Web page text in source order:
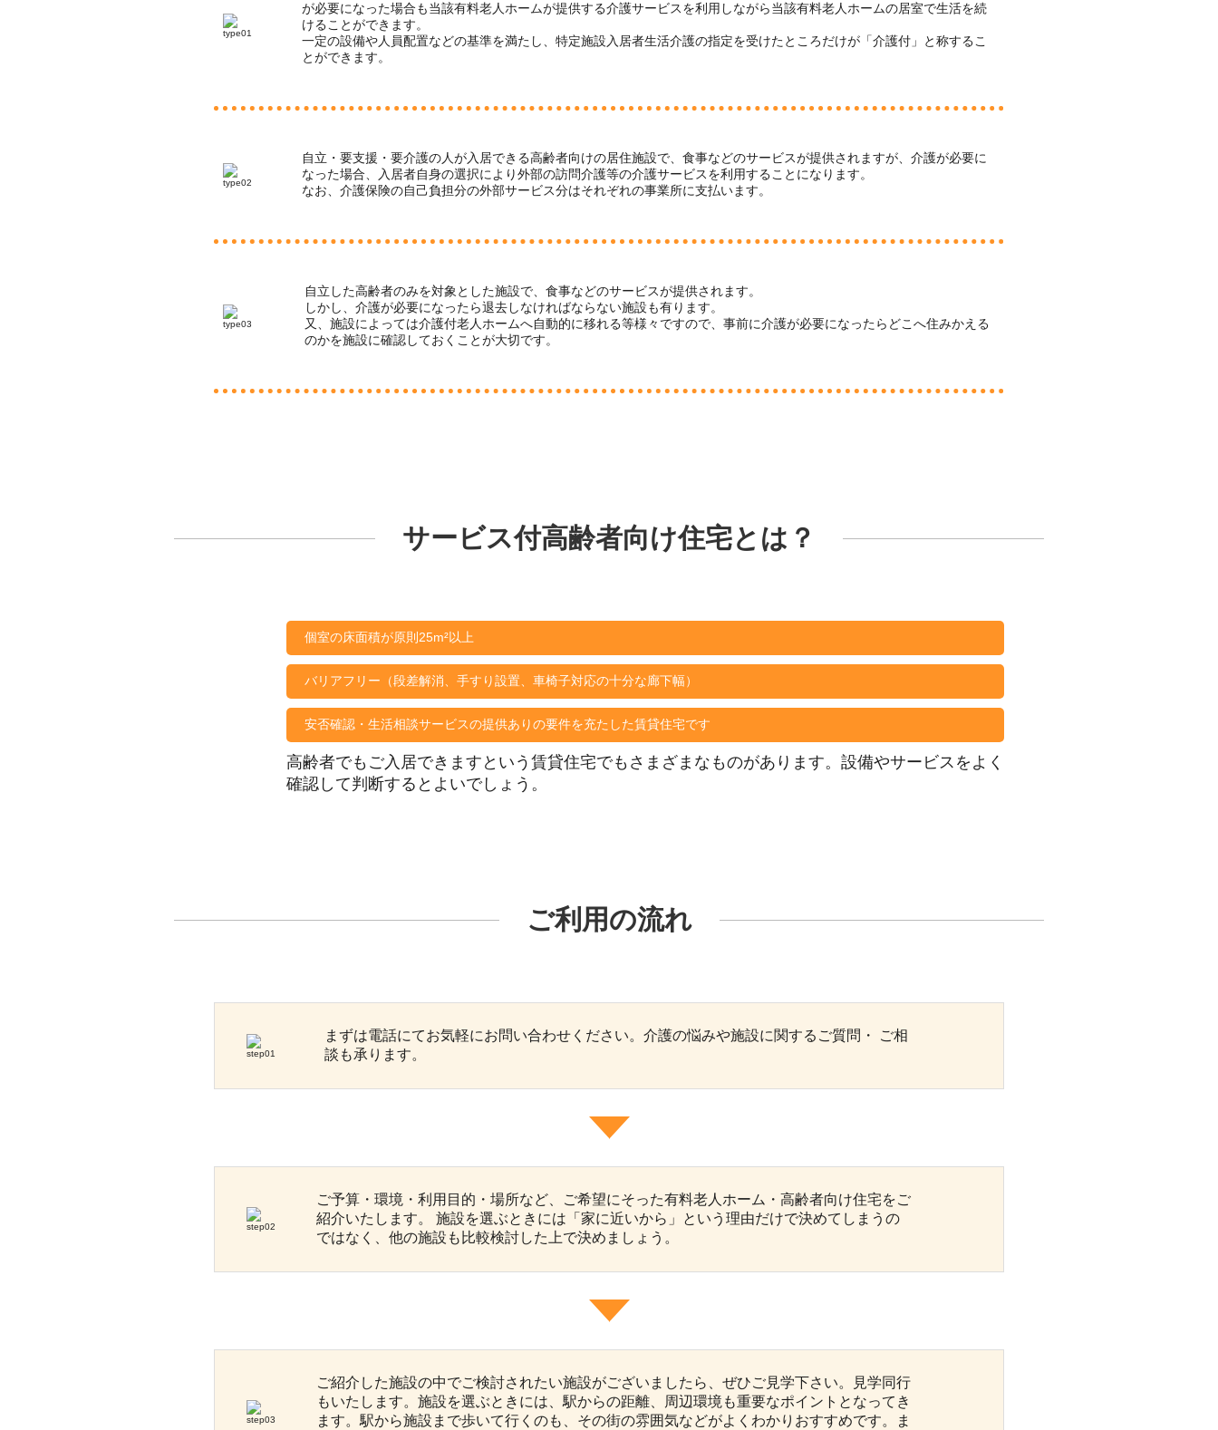
が必要になった場合も当該有料老人ホームが提供する介護サービスを利用しながら当該有料老人ホームの居室で生活を続
けることができます。
一定の設備や人員配置などの基準を満たし、特定施設入居者生活介護の指定を受けたところだけが「介護付」と称するこ
とができます。
自立・要支援・要介護の人が入居できる高齢者向けの居住施設で、食事などのサービスが提供されますが、介護が必要に
なった場合、入居者自身の選択により外部の訪問介護等の介護サービスを利用することになります。
なお、介護保険の自己負担分の外部サービス分はそれぞれの事業所に支払います。
自立した高齢者のみを対象とした施設で、食事などのサービスが提供されます。
しかし、介護が必要になったら退去しなければならない施設も有ります。
又、施設によっては介護付老人ホームへ自動的に移れる等様々ですので、事前に介護が必要になったらどこへ住みかえる
のかを施設に確認しておくことが大切です。
サービス付高齢者向け住宅とは？
個室の床面積が原則25m²以上
バリアフリー（段差解消、手すり設置、車椅子対応の十分な廊下幅）
安否確認・生活相談サービスの提供ありの要件を充たした賃貸住宅です
高齢者でもご入居できますという賃貸住宅でもさまざまなものがあります。設備やサービスをよく
確認して判断するとよいでしょう。
ご利用の流れ
まずは電話にてお気軽にお問い合わせください。介護の悩みや施設に関するご質問・ ご相
談も承ります。
ご予算・環境・利用目的・場所など、ご希望にそった有料老人ホーム・高齢者向け住宅をご
紹介いたします。 施設を選ぶときには「家に近いから」という理由だけで決めてしまうの
ではなく、他の施設も比較検討した上で決めましょう。
ご紹介した施設の中でご検討されたい施設がございましたら、ぜひご見学下さい。見学同行
もいたします。施設を選ぶときには、駅からの距離、周辺環境も重要なポイントとなってき
ます。駅から施設まで歩いて行くのも、その街の雰囲気などがよくわかりおすすめです。ま